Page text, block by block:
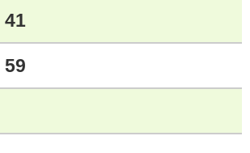
41
59